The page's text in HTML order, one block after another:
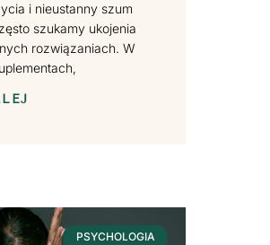
i nieustanny szum
szukamy ukojenia
rozwiązaniach. W
PSYCHOLOGIA